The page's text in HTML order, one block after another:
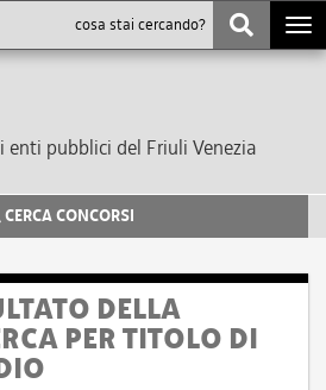
pubblici del Friuli Venezia
CERCA CONCORSI
DELLA
PER TITOLO DI